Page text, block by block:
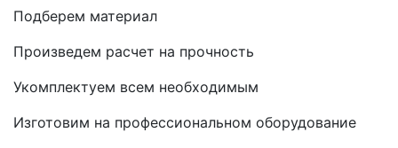
Подберем материал
Произведем расчет на прочность
Укомплектуем всем необходимым
Изготовим на профессиональном оборудование